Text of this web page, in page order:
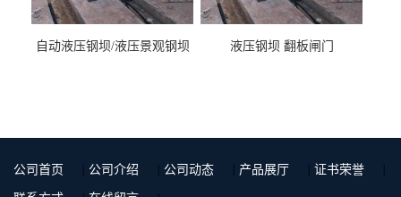
自动液压钢坝/液压景观钢坝 液压钢坝 翻板闸门
公司首页 公司介绍 公司动态 产品展厅 证书荣誉